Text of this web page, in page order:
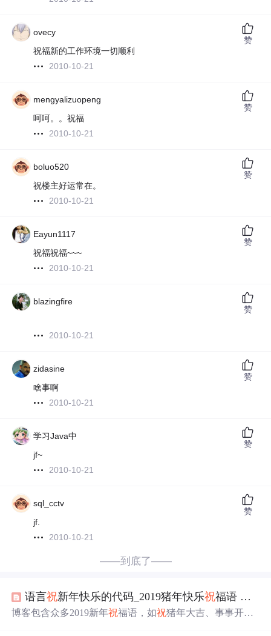
ovecy
祝福新的工作环境一切顺利
2010-10-21
赞
mengyalizuopeng
呵呵。。祝福
2010-10-21
赞
boluo520
祝楼主好运常在。
2010-10-21
赞
Eayun1117
祝福祝福~~~
2010-10-21
赞
blazingfire
2010-10-21
赞
zidasine
啥事啊
2010-10-21
赞
学习Java中
jf~
2010-10-21
赞
sql_cctv
jf.
2010-10-21
赞
——到底了——
语言祝新年快乐的代码_2019猪年快乐祝福语 祝
博客包含众多2019新年祝福语，如祝猪年大吉、事事开